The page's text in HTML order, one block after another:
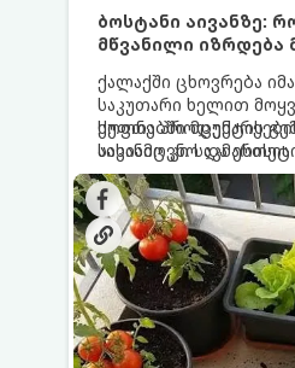
ბოსტანი აივანზე:
მწვანილი იზრდება
ქალაქში ცხოვრება
საკუთარი ხელით
სუფთა პროდუქტის
აივანიც კი
მოიწყოთ მინი-
ყოველდღიურად
და ბოსტნეულს
ქოთნებში
სასიამოვნო და
იცოდეთ, რომელი
ქოთნის პირობებს
მოუაროთ მათ